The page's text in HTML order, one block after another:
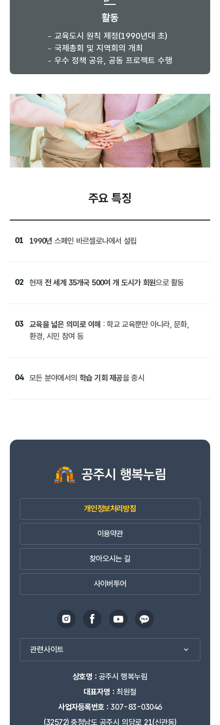
활동
교육도시 원칙 제정(1990년대 초)
국제총회 및 지역회의 개최
우수 정책 공유, 공동 프로젝트 수행
주요 특징
01 1990년 스페인 바르셀로나에서 설립
02 현재 전 세계 35개국 500여 개 도시가 회원으로 활동
03 교육을 넓은 의미로 이해 : 학교 교육뿐만 아니라, 문화,
환경, 시민 참여 등
04 모든 분야에서의 학습 기회 제공을 중시
개인정보처리방침
이용약관
찾아오시는 길
사이버투어
관련사이트
상호명 :공주시 행복누림
대표자명 :최원철
사업자등록번호 :307-83-03046
(32572) 충청남도 공주시 의당로 21(신관동)